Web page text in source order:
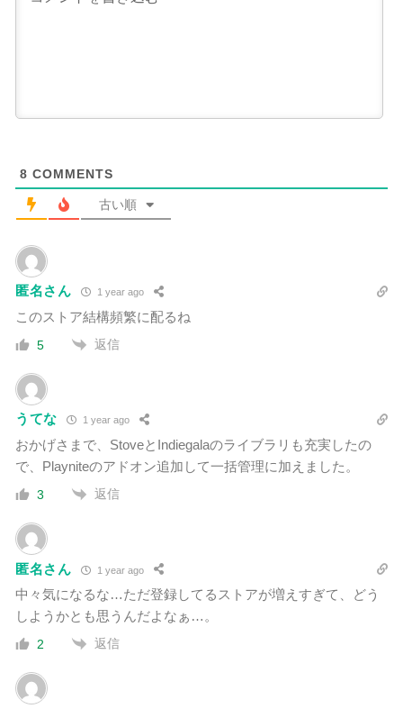
8 COMMENTS
古い順
匿名さん 1 year ago
このストア結構頻繁に配るね
5 返信
うてな 1 year ago
おかげさまで、StoveとIndiegalaのライブラリも充実したの
で、Playniteのアドオン追加して一括管理に加えました。
3 返信
匿名さん 1 year ago
中々気になるな…ただ登録してるストアが増えすぎて、どう
しようかとも思うんだよなぁ…。
2 返信